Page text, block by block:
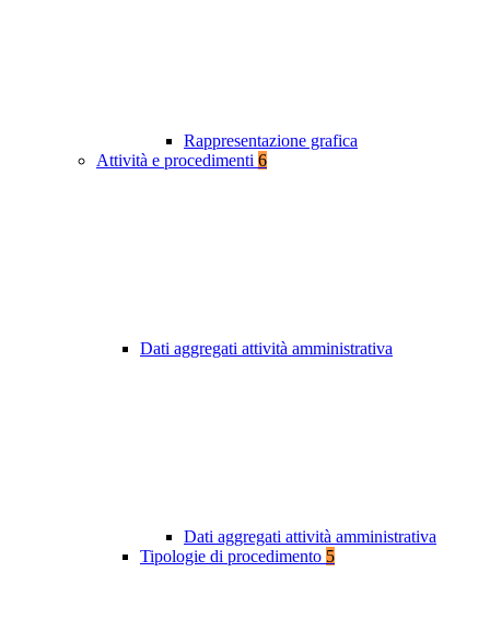
Rappresentazione grafica
Attività e procedimenti 6
Dati aggregati attività amministrativa
Dati aggregati attività amministrativa
Tipologie di procedimento 5